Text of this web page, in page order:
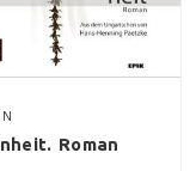
Roman